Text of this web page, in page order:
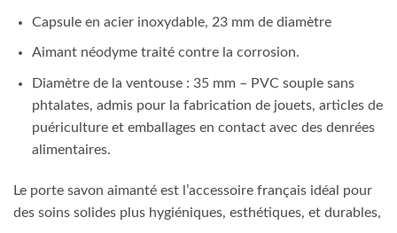
Capsule en acier inoxydable, 23 mm de diamètre
Aimant néodyme traité contre la corrosion.
Diamètre de la ventouse : 35 mm – PVC souple sans
phtalates, admis pour la fabrication de jouets, articles de
puériculture et emballages en contact avec des denrées
alimentaires.
Le porte savon aimanté est l’accessoire français idéal pour
des soins solides plus hygiéniques, esthétiques, et durables,